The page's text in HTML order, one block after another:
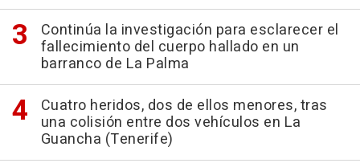
Continúa la investigación para esclarecer el
fallecimiento del cuerpo hallado en un
barranco de La Palma
Cuatro heridos, dos de ellos menores, tras
una colisión entre dos vehículos en La
Guancha (Tenerife)